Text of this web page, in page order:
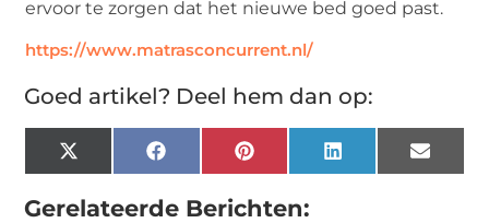
ervoor te zorgen dat het nieuwe bed goed past.
https://www.matrasconcurrent.nl/
Goed artikel? Deel hem dan op:
X
(Twitter)
FacebookPinterest LinkedIn Email
Gerelateerde Berichten: